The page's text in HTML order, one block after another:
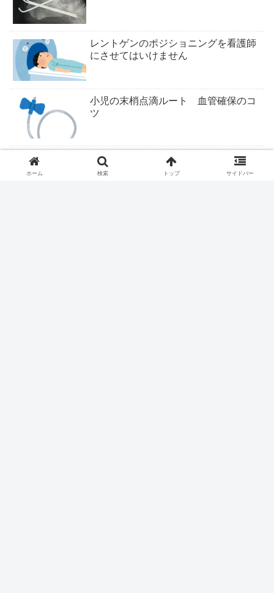
レントゲンのポジショニングを看護師
にさせてはいけません
小児の末梢点滴ルート 血管確保のコ
ツ
ついにくるか医学部定員削減
ホーム 検索 トップ サイドバー